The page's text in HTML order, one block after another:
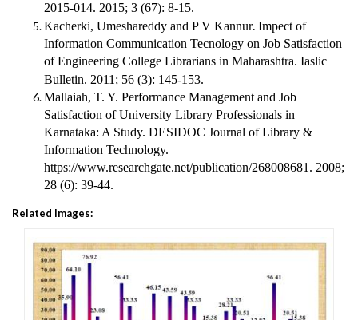
2015-014. 2015; 3 (67): 8-15.
Kacherki, Umeshareddy and P V Kannur. Impect of
Information Communication Tecnology on Job Satisfaction
of Engineering College Librarians in Maharashtra. Iaslic
Bulletin. 2011; 56 (3): 145-153.
Mallaiah, T. Y. Performance Management and Job
Satisfaction of University Library Professionals in
Karnataka: A Study. DESIDOC Journal of Library &
Information Technology.
https://www.researchgate.net/publication/268008681. 2008;
28 (6): 39-44.
Related Images: